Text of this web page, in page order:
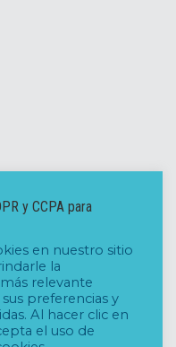
y CCPA para
en nuestro sitio
la
relevante
preferencias y
Al hacer clic en
el uso de